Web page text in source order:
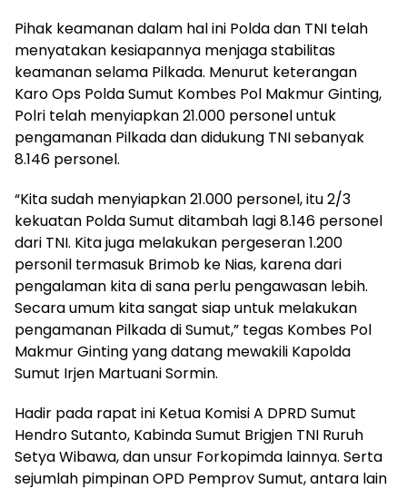
Pihak keamanan dalam hal ini Polda dan TNI telah
menyatakan kesiapannya menjaga stabilitas
keamanan selama Pilkada. Menurut keterangan
Karo Ops Polda Sumut Kombes Pol Makmur Ginting,
Polri telah menyiapkan 21.000 personel untuk
pengamanan Pilkada dan didukung TNI sebanyak
8.146 personel.
“Kita sudah menyiapkan 21.000 personel, itu 2/3
kekuatan Polda Sumut ditambah lagi 8.146 personel
dari TNI. Kita juga melakukan pergeseran 1.200
personil termasuk Brimob ke Nias, karena dari
pengalaman kita di sana perlu pengawasan lebih.
Secara umum kita sangat siap untuk melakukan
pengamanan Pilkada di Sumut,” tegas Kombes Pol
Makmur Ginting yang datang mewakili Kapolda
Sumut Irjen Martuani Sormin.
Hadir pada rapat ini Ketua Komisi A DPRD Sumut
Hendro Sutanto, Kabinda Sumut Brigjen TNI Ruruh
Setya Wibawa, dan unsur Forkopimda lainnya. Serta
sejumlah pimpinan OPD Pemprov Sumut, antara lain